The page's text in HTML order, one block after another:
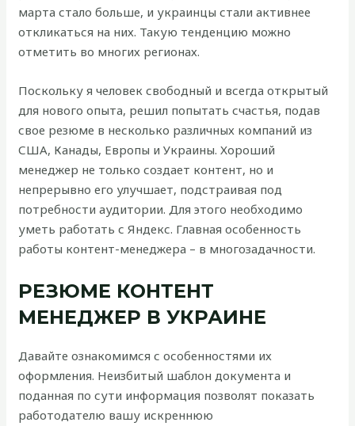
марта стало больше, и украинцы стали активнее
откликаться на них. Такую тенденцию можно
отметить во многих регионах.
Поскольку я человек свободный и всегда открытый
для нового опыта, решил попытать счастья, подав
свое резюме в несколько различных компаний из
США, Канады, Европы и Украины. Хороший
менеджер не только создает контент, но и
непрерывно его улучшает, подстраивая под
потребности аудитории. Для этого необходимо
уметь работать с Яндекс. Главная особенность
работы контент-менеджера – в многозадачности.
РЕЗЮМЕ КОНТЕНТ
МЕНЕДЖЕР В УКРАИНЕ
Давайте ознакомимся с особенностями их
оформления. Неизбитый шаблон документа и
поданная по сути информация позволят показать
работодателю вашу искреннюю